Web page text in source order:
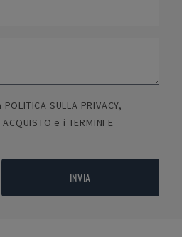
POLITICA SULLA PRIVACY,
e i TERMINI E
INVIA